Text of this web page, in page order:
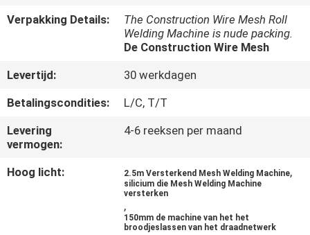
FABRIEKSREIS
KWALITEITSCONTROLE
CONTACTEER
ONS
VERZOEK
Verpakking Details:
The Construction Wire Mesh Roll
Welding Machine is nude packing.
De Construction Wire Mesh
Levertijd:
30 werkdagen
Betalingscondities:
L/C, T/T
Levering
vermogen:
4-6 reeksen per maand
Hoog licht: 2.5m Versterkend Mesh Welding Machine,
silicium die Mesh Welding Machine
versterken
,
150mm de machine van het het
broodjeslassen van het draadnetwerk